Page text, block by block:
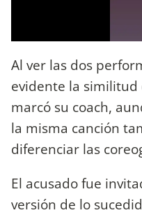
Al ver las dos
evidente la similitud
marcó su coach,
la misma canción
diferenciar las
El acusado fue
versión de lo